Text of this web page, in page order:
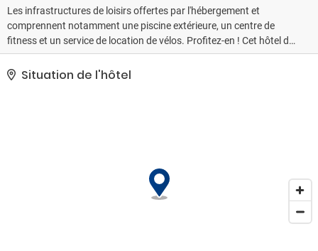
Les infrastructures de loisirs offertes par l'hébergement et
comprennent notamment une piscine extérieure, un centre de
fitness et un service de location de vélos. Profitez-en ! Cet hôtel de
style méditerranéen offre aussi features l'accès Wi-Fi à Internet
gratuit, un service de conciergerie et des rangements pour vélos.
Situation de l'hôtel